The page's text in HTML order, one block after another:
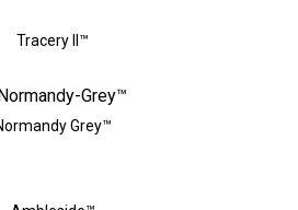
Tracery II™
Grey™